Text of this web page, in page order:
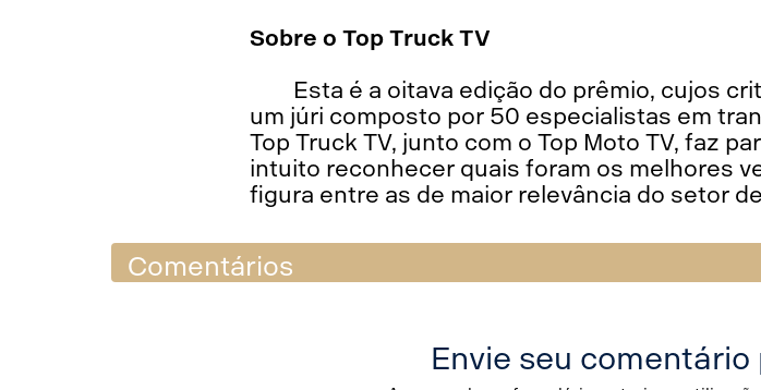
Sobre o Top Truck TV
Esta é a oitava edição do prêmio, cujos
um júri composto por 50 especialistas em
Top Truck TV, junto com o Top Moto TV, faz
intuito reconhecer quais foram os melhores
figura entre as de maior relevância do setor
Comentários
Envie seu